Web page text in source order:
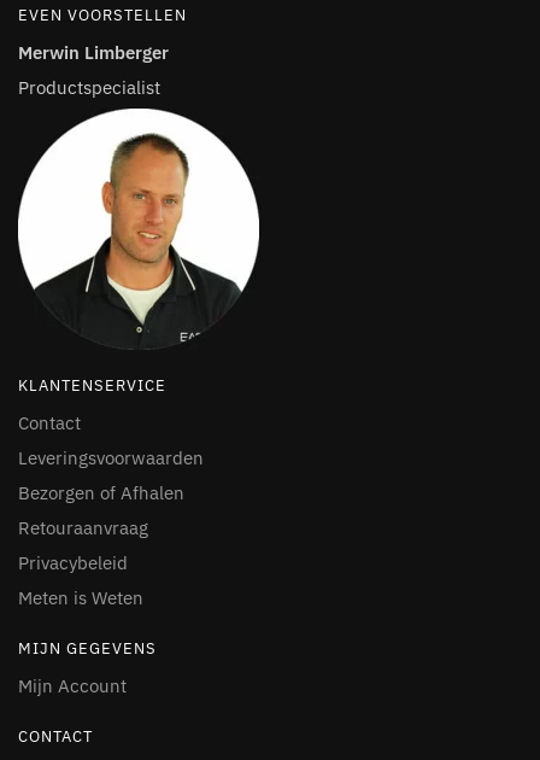
EVEN VOORSTELLEN
Merwin Limberger
Productspecialist
KLANTENSERVICE
Contact
Leveringsvoorwaarden
Bezorgen of Afhalen
Retouraanvraag
Privacybeleid
Meten is Weten
MIJN GEGEVENS
Mijn Account
CONTACT